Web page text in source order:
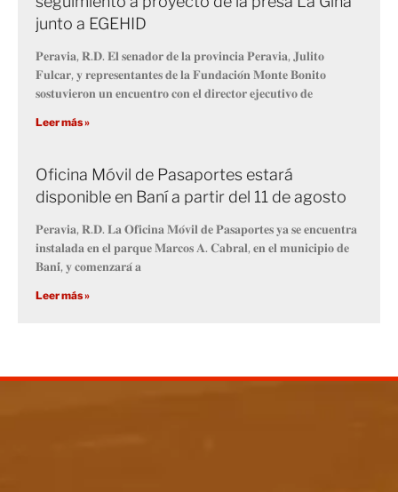
junto a EGEHID
𝐏𝐞𝐫𝐚𝐯𝐢𝐚, 𝐑.𝐃. 𝐄𝐥 𝐬𝐞𝐧𝐚𝐝𝐨𝐫 𝐝𝐞 𝐥𝐚 𝐩𝐫𝐨𝐯𝐢𝐧𝐜𝐢𝐚 𝐏𝐞𝐫𝐚𝐯𝐢𝐚, 𝐉𝐮𝐥𝐢𝐭𝐨
𝐅𝐮𝐥𝐜𝐚𝐫, 𝐲 𝐫𝐞𝐩𝐫𝐞𝐬𝐞𝐧𝐭𝐚𝐧𝐭𝐞𝐬 𝐝𝐞 𝐥𝐚 𝐅𝐮𝐧𝐝𝐚𝐜𝐢𝐨́𝐧 𝐌𝐨𝐧𝐭𝐞 𝐁𝐨𝐧𝐢𝐭𝐨
𝐬𝐨𝐬𝐭𝐮𝐯𝐢𝐞𝐫𝐨𝐧 𝐮𝐧 𝐞𝐧𝐜𝐮𝐞𝐧𝐭𝐫𝐨 𝐜𝐨𝐧 𝐞𝐥 𝐝𝐢𝐫𝐞𝐜𝐭𝐨𝐫 𝐞𝐣𝐞𝐜𝐮𝐭𝐢𝐯𝐨 𝐝𝐞
Leer más »
Oficina Móvil de Pasaportes estará
disponible en Baní a partir del 11 de agosto
𝐏𝐞𝐫𝐚𝐯𝐢𝐚, 𝐑.𝐃. 𝐋𝐚 𝐎𝐟𝐢𝐜𝐢𝐧𝐚 𝐌𝐨́𝐯𝐢𝐥 𝐝𝐞 𝐏𝐚𝐬𝐚𝐩𝐨𝐫𝐭𝐞𝐬 𝐲𝐚 𝐬𝐞 𝐞𝐧𝐜𝐮𝐞𝐧𝐭𝐫𝐚
𝐢𝐧𝐬𝐭𝐚𝐥𝐚𝐝𝐚 𝐞𝐧 𝐞𝐥 𝐩𝐚𝐫𝐪𝐮𝐞 𝐌𝐚𝐫𝐜𝐨𝐬 𝐀. 𝐂𝐚𝐛𝐫𝐚𝐥, 𝐞𝐧 𝐞𝐥 𝐦𝐮𝐧𝐢𝐜𝐢𝐩𝐢𝐨 𝐝𝐞
𝐁𝐚𝐧𝐢́, 𝐲 𝐜𝐨𝐦𝐞𝐧𝐳𝐚𝐫𝐚́ 𝐚
Leer más »